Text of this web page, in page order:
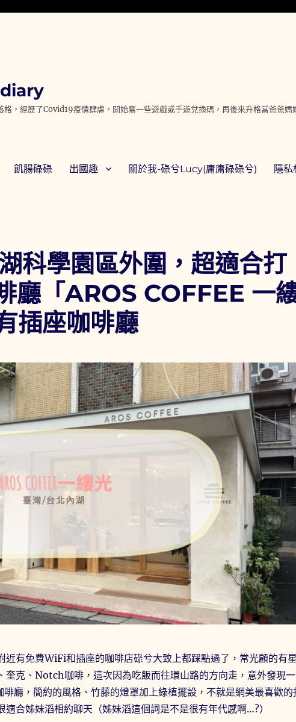
diary
，經歷了Covid19疫情肆虐，開始寫一些遊戲或手遊兌換碼，再後來升格當爸爸
飢腸碌碌 出國趣 關於我-碌兮Lucy(庸庸碌碌兮) 隱
科學園區外圍，超適合打
廳「AROS COFFEE 一
插座咖啡廳
近有免費WiFi和插座的咖啡店碌兮大致上都踩點過了，常光顧的有星
奎克、Notch咖啡，這次因為吃飯而往環山路的方向走，意外發現一
啡廳，簡約的風格、竹藤的燈罩加上綠植擺設，不就是網美最喜歡的
適合姊妹滔相約聊天（姊妹滔這個詞是不是很有年代感啊…?）